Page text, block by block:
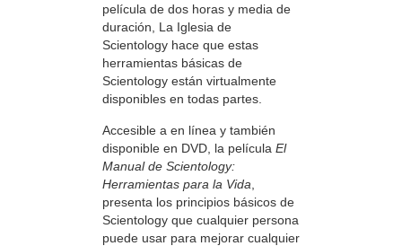
película de dos horas y media de
duración, La Iglesia de
Scientology hace que estas
herramientas básicas de
Scientology están virtualmente
disponibles en todas partes.
Accesible a en línea y también
disponible en DVD, la película El
Manual de Scientology:
Herramientas para la Vida
presenta los principios básicos de
Scientology que cualquier persona
puede usar para mejorar cualquier